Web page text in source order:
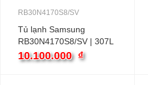
RB30N4170S8/SV
Tủ lạnh Samsung
RB30N4170S8/SV | 307L
2 cánh inverter
10.100.000 ₫